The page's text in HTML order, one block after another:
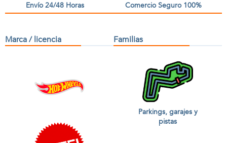
Envío 24/48 Horas Comercio Seguro 100%
Marca / licencia Familias
Parkings, garajes y
pistas